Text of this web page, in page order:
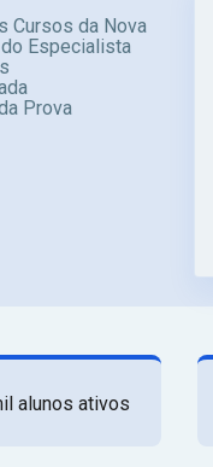
Cursos da Nova
Especialista
Prova
alunos ativos